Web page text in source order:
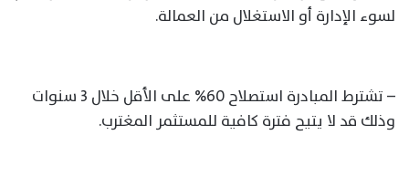
لسوء الإدارة أو الاستغلال من العمالة.
– تشترط المبادرة استصلاح 60% على الأقل خلال 3 سنوات
وذلك قد لا يتيح فترة كافية للمستثمر المغترب.